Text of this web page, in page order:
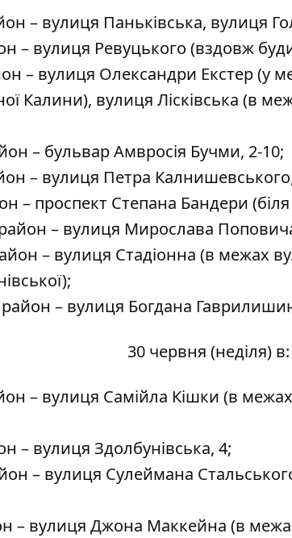
– вулиця Паньківська, вулиця
– вулиця Ревуцького (вздовж
– вулиця Олександри Екстер (у
Калини), вулиця Лісківська (в
– бульвар Амвросія Бучми, 2-10;
– вулиця Петра
– проспект Степана Бандери (біля
– вулиця Мирослава
– вулиця Стадіонна (в межах
– вулиця Богдана
30 червня (неділя) в:
– вулиця Самійла Кішки (в
– вулиця Здолбунівська, 4;
– вулиця Сулеймана
– вулиця Джона Маккейна (в